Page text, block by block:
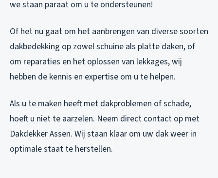
we staan paraat om u te ondersteunen!
Of het nu gaat om het aanbrengen van diverse soorten
dakbedekking op zowel schuine als platte daken, of
om reparaties en het oplossen van lekkages, wij
hebben de kennis en expertise om u te helpen.
Als u te maken heeft met dakproblemen of schade,
hoeft u niet te aarzelen. Neem direct contact op met
Dakdekker Assen. Wij staan klaar om uw dak weer in
optimale staat te herstellen.